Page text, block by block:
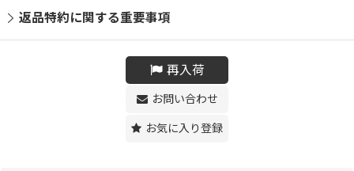
返品特約に関する重要事項
再入荷
お問い合わせ
お気に入り登録